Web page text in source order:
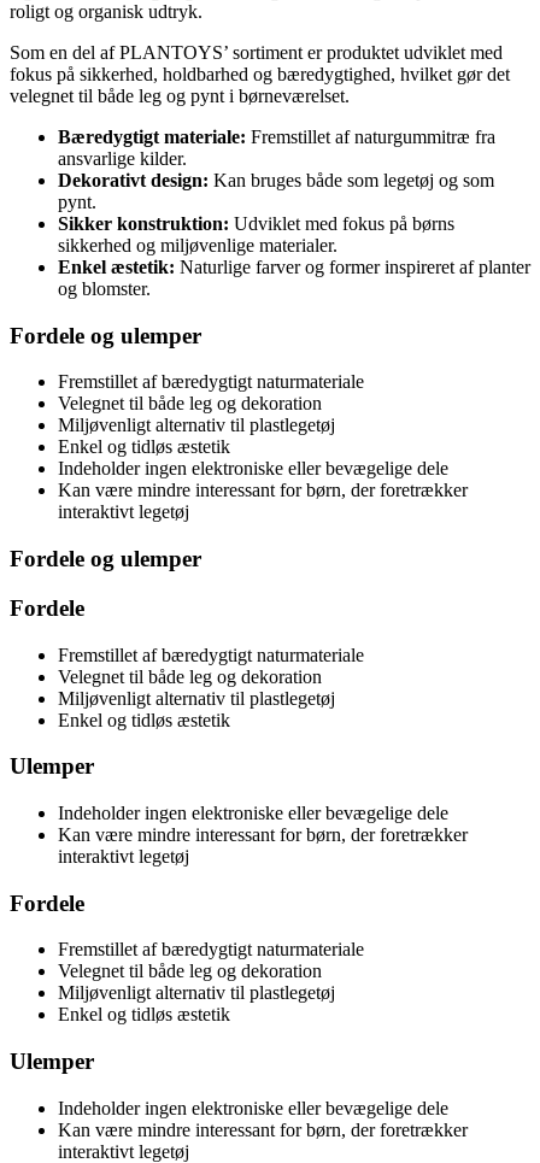
roligt og organisk udtryk.
Som en del af PLANTOYS’ sortiment er produktet udviklet med
fokus på sikkerhed, holdbarhed og bæredygtighed, hvilket gør det
velegnet til både leg og pynt i børneværelset.
Bæredygtigt materiale: Fremstillet af naturgummitræ fra
ansvarlige kilder.
Dekorativt design: Kan bruges både som legetøj og som
pynt.
Sikker konstruktion: Udviklet med fokus på børns
sikkerhed og miljøvenlige materialer.
Enkel æstetik: Naturlige farver og former inspireret af planter
og blomster.
Fordele og ulemper
Fremstillet af bæredygtigt naturmateriale
Velegnet til både leg og dekoration
Miljøvenligt alternativ til plastlegetøj
Enkel og tidløs æstetik
Indeholder ingen elektroniske eller bevægelige dele
Kan være mindre interessant for børn, der foretrækker
interaktivt legetøj
Fordele og ulemper
Fordele
Fremstillet af bæredygtigt naturmateriale
Velegnet til både leg og dekoration
Miljøvenligt alternativ til plastlegetøj
Enkel og tidløs æstetik
Ulemper
Indeholder ingen elektroniske eller bevægelige dele
Kan være mindre interessant for børn, der foretrækker
interaktivt legetøj
Fordele
Fremstillet af bæredygtigt naturmateriale
Velegnet til både leg og dekoration
Miljøvenligt alternativ til plastlegetøj
Enkel og tidløs æstetik
Ulemper
Indeholder ingen elektroniske eller bevægelige dele
Kan være mindre interessant for børn, der foretrækker
interaktivt legetøj